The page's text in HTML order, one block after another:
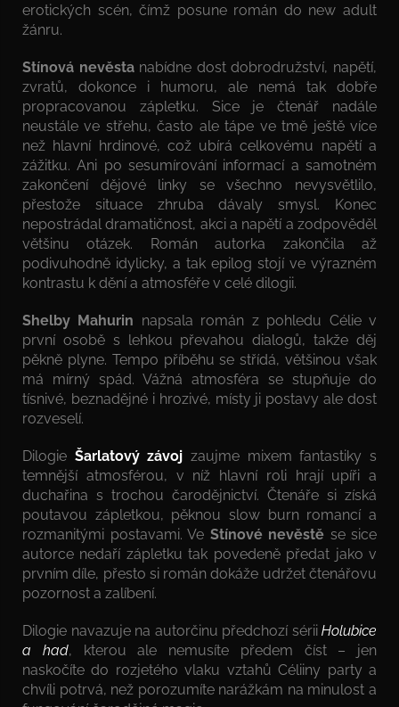
erotických scén, čímž posune román do new adult
žánru.
Stínová nevěstanabídne dost dobrodružství, napětí,
zvratů, dokonce i humoru, ale nemá tak dobře
propracovanou zápletku. Sice je čtenář nadále
neustále ve střehu, často ale tápe ve tmě ještě více
než hlavní hrdinové, což ubírá celkovému napětí a
zážitku. Ani po sesumírování informací a samotném
zakončení dějové linky se všechno nevysvětlilo,
přestože situace zhruba dávaly smysl. Konec
nepostrádal dramatičnost, akci a napětí a zodpověděl
většinu otázek. Román autorka zakončila až
podivuhodně idylicky, a tak epilog stojí ve výrazném
kontrastu k dění a atmosféře v celé dilogii.
Shelby Mahurin napsala román z pohledu Célie v
první osobě s lehkou převahou dialogů, takže děj
pěkně plyne. Tempo příběhu se střídá, většinou však
má mírný spád. Vážná atmosféra se stupňuje do
tísnivé, beznadějné i hrozivé, místy ji postavy ale dost
rozveselí.
Dilogie Šarlatový závoj zaujme mixem fantastiky s
temnější atmosférou, v níž hlavní roli hrají upíři a
duchařina s trochou čarodějnictví. Čtenáře si získá
poutavou zápletkou, pěknou slow burn romancí a
rozmanitými postavami. Ve Stínové nevěstě se sice
autorce nedaří zápletku tak povedeně předat jako v
prvním díle, přesto si román dokáže udržet čtenářovu
pozornost a zalíbení.
Dilogie navazuje na autorčinu předchozí sérii Holubice
a had, kterou ale nemusíte předem číst – jen
naskočíte do rozjetého vlaku vztahů Céliiny party a
chvíli potrvá, než porozumíte narážkám na minulost a